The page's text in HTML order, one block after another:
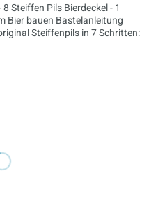
Steiffen Pils Bierdeckel - 1
Bier bauen Bastelanleitung
Steiffenpils in 7 Schritten: